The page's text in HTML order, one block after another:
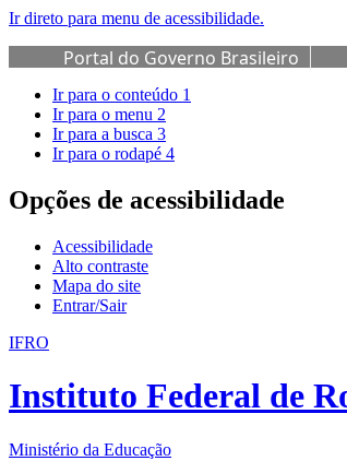
Ir direto para menu de acessibilidade.
Portal do Governo Brasileiro
Ir para o conteúdo 1
Ir para o menu 2
Ir para a busca 3
Ir para o rodapé 4
Opções de acessibilidade
Acessibilidade
Alto contraste
Mapa do site
Entrar/Sair
IFRO
Instituto Federal de
Ministério da Educação